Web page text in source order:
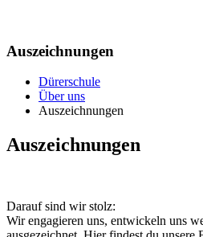
Auszeichnungen
Dürerschule
Über uns
Auszeichnungen
Auszeichnungen
Darauf sind wir stolz:
Wir engagieren uns, entwickeln uns